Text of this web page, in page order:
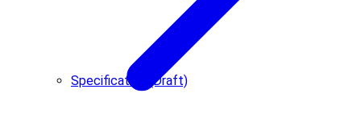
Specification (Draft)